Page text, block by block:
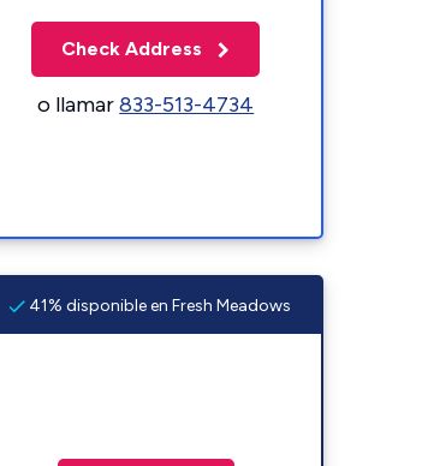
Check Address
o llamar833-513-4734
41% disponible en Fresh Meadows